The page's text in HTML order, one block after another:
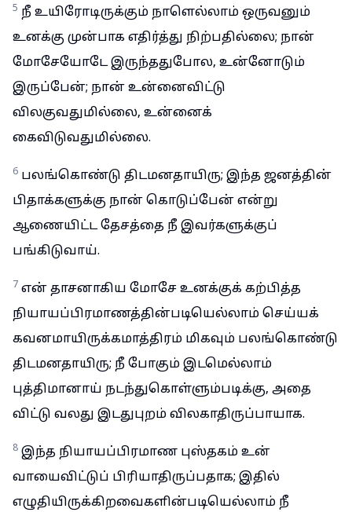
5 நீ உயிரோடிருக்கும் நாளெல்லாம் ஒருவனும்
உனக்கு முன்பாக எதிர்த்து நிற்பதில்லை; நான்
மோசேயோடே இருந்ததுபோல, உன்னோடும்
இருப்பேன்; நான் உன்னைவிட்டு
விலகுவதுமில்லை, உன்னைக்
கைவிடுவதுமில்லை.
6 பலங்கொண்டு திடமனதாயிரு; இந்த ஜனத்தின்
பிதாக்களுக்கு நான் கொடுப்பேன் என்று
ஆணையிட்ட தேசத்தை நீ இவர்களுக்குப்
பங்கிடுவாய்.
7 என் தாசனாகிய மோசே உனக்குக் கற்பித்த
நியாயப்பிரமாணத்தின்படியெல்லாம் செய்யக்
கவனமாயிருக்கமாத்திரம் மிகவும் பலங்கொண்டு
திடமனதாயிரு; நீ போகும் இடமெல்லாம்
புத்திமானாய் நடந்துகொள்ளும்படிக்கு, அதை
விட்டு வலது இடதுபுறம் விலகாதிருப்பாயாக.
8 இந்த நியாயப்பிரமாண புஸ்தகம் உன்
வாயைவிட்டுப் பிரியாதிருப்பதாக; இதில்
எழுதியிருக்கிறவைகளின்படியெல்லாம் நீ